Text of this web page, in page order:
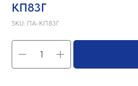
КП83Г
SKU: ПА-КП83Г